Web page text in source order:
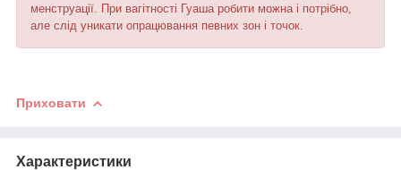
менструації. При вагітності Гуаша робити можна і потрібно,
але слід уникати опрацювання певних зон і точок.
Приховати
Характеристики